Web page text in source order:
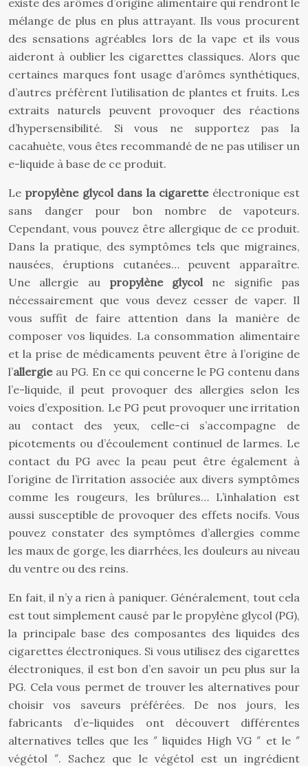
existe des arômes d’origine alimentaire qui rendront le
mélange de plus en plus attrayant. Ils vous procurent
des sensations agréables lors de la vape et ils vous
aideront à oublier les cigarettes classiques. Alors que
certaines marques font usage d’arômes synthétiques,
d’autres préfèrent l’utilisation de plantes et fruits. Les
extraits naturels peuvent provoquer des réactions
d’hypersensibilité. Si vous ne supportez pas la
cacahuète, vous êtes recommandé de ne pas utiliser un
e-liquide à base de ce produit.
Le propylène glycol dans la cigaretteélectronique est
sans danger pour bon nombre de vapoteurs.
Cependant, vous pouvez être allergique de ce produit.
Dans la pratique, des symptômes tels que migraines,
nausées, éruptions cutanées… peuvent apparaître.
Une allergie au propylène glycolne signifie pas
nécessairement que vous devez cesser de vaper. Il
vous suffit de faire attention dans la manière de
composer vos liquides. La consommation alimentaire
et la prise de médicaments peuvent être à l’origine de
l’allergieau PG. En ce qui concerne le PG contenu dans
l’e-liquide, il peut provoquer des allergies selon les
voies d’exposition. Le PG peut provoquer une irritation
au contact des yeux, celle-ci s’accompagne de
picotements ou d’écoulement continuel de larmes. Le
contact du PG avec la peau peut être également à
l’origine de l’irritation associée aux divers symptômes
comme les rougeurs, les brûlures… L’inhalation est
aussi susceptible de provoquer des effets nocifs. Vous
pouvez constater des symptômes d’allergies comme
les maux de gorge, les diarrhées, les douleurs au niveau
du ventre ou des reins.
En fait, il n’y a rien à paniquer. Généralement, tout cela
est tout simplement causé par le propylène glycol (PG),
la principale base des composantes des liquides des
cigarettes électroniques. Si vous utilisez des cigarettes
électroniques, il est bon d’en savoir un peu plus sur la
PG. Cela vous permet de trouver les alternatives pour
choisir vos saveurs préférées. De nos jours, les
fabricants d’e-liquides ont découvert différentes
alternatives telles que les ″ liquides High VG ″ et le ″
végétol ″. Sachez que le végétol est un ingrédient